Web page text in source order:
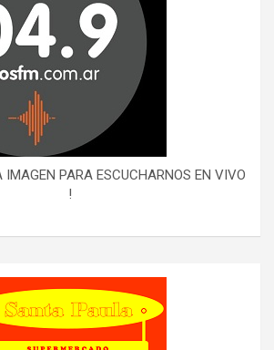
PARA ESCUCHARNOS EN VIVO
!